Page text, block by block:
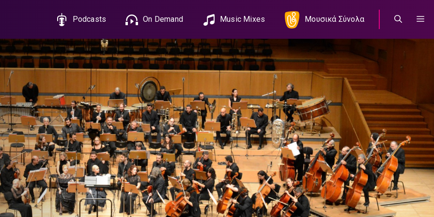
Podcasts On Demand Music Mixes Μουσικά Σύνολα